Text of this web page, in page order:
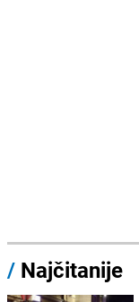
/ Najčitanije